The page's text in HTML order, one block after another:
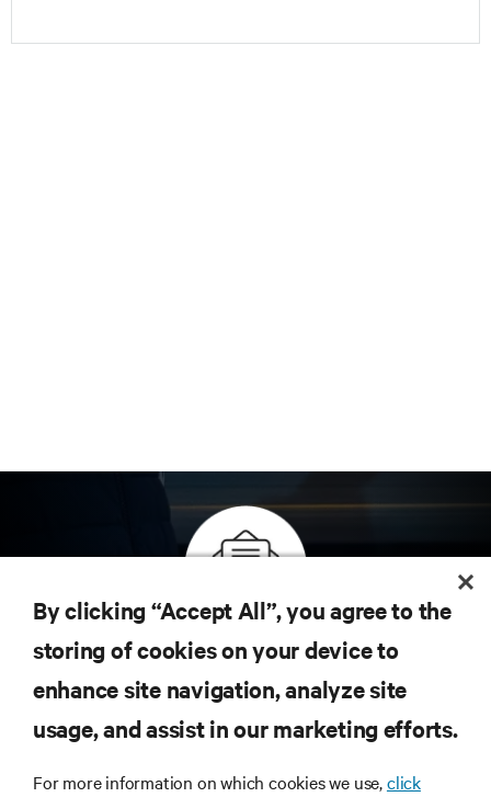
Inscreva-se para obter as últimas tendências em
tecnologia
Receba atualizações regulares sobre os tópicos
mais importantes da indústria, com as discussões
mais recentes e insights de especialistas sobre
By clicking “Accept All”, you agree to the
storing of cookies on your device to
enhance site navigation, analyze site
usage, and assist in our marketing efforts.
For more information on which cookies we use,click